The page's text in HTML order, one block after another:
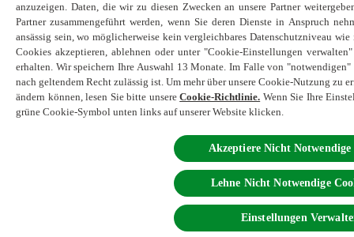
anzuzeigen. Daten, die wir zu diesen Zwecken an unsere Partner
Partner zusammengeführt werden, wenn Sie deren Dienste in Anspruch
ansässig sein, wo möglicherweise kein vergleichbares Datenschutzniveau
Cookies akzeptieren, ablehnen oder unter "Cookie-Einstellungen
erhalten. Wir speichern Ihre Auswahl 13 Monate. Im Falle von
nach geltendem Recht zulässig ist. Um mehr über unsere Cookie-Nutzung zu
ändern können, lesen Sie bitte unsereCookie-Richtlinie. Wenn Sie Ihre
grüne Cookie-Symbol unten links auf unserer Website klicken.
Akzeptiere Nicht Notwendige
Lehne Nicht Notwendige
Einstellungen